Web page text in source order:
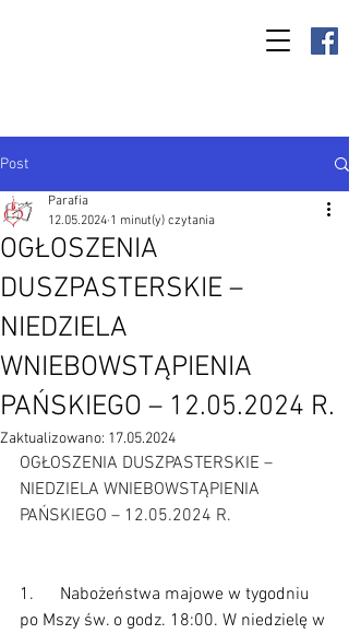
Post
OGŁOSZENIA
DUSZPASTERSKIE –
NIEDZIELA
WNIEBOWSTĄPIENIA
PAŃSKIEGO – 12.05.2024 R.
Parafia
12.05.2024 1 minut(y) czytania
Zaktualizowano: 17.05.2024
OGŁOSZENIA DUSZPASTERSKIE –
NIEDZIELA WNIEBOWSTĄPIENIA
PAŃSKIEGO – 12.05.2024 R.
1.      Nabożeństwa majowe w tygodniu
po Mszy św. o godz. 18:00. W niedzielę w